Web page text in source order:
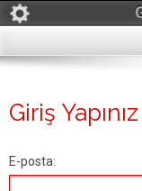
Giriş Yapınız
E-posta: